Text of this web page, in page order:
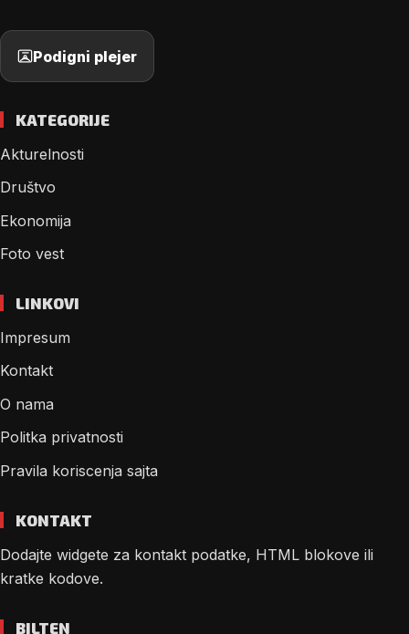
Podigni plejer
KATEGORIJE
Akturelnosti
Društvo
Ekonomija
Foto vest
LINKOVI
Impresum
Kontakt
O nama
Politka privatnosti
Pravila koriscenja sajta
KONTAKT
Dodajte widgete za kontakt podatke, HTML blokove ili
kratke kodove.
BILTEN